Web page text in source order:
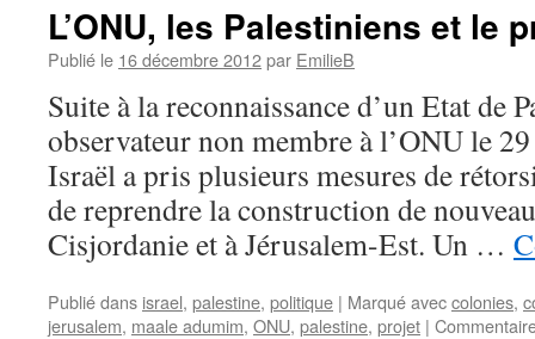
L’ONU, les Palestiniens et le
Publié le 16 décembre 2012par EmilieB
Suite à la reconnaissance d’un Etat de
observateur non membre à l’ONU le
Israël a pris plusieurs mesures de
de reprendre la construction de
Cisjordanie et à Jérusalem-Est. Un …
Publié dans israel, palestine, politique | Marqué aveccolonies,
jerusalem, maale adumim, ONU, palestine, projet |